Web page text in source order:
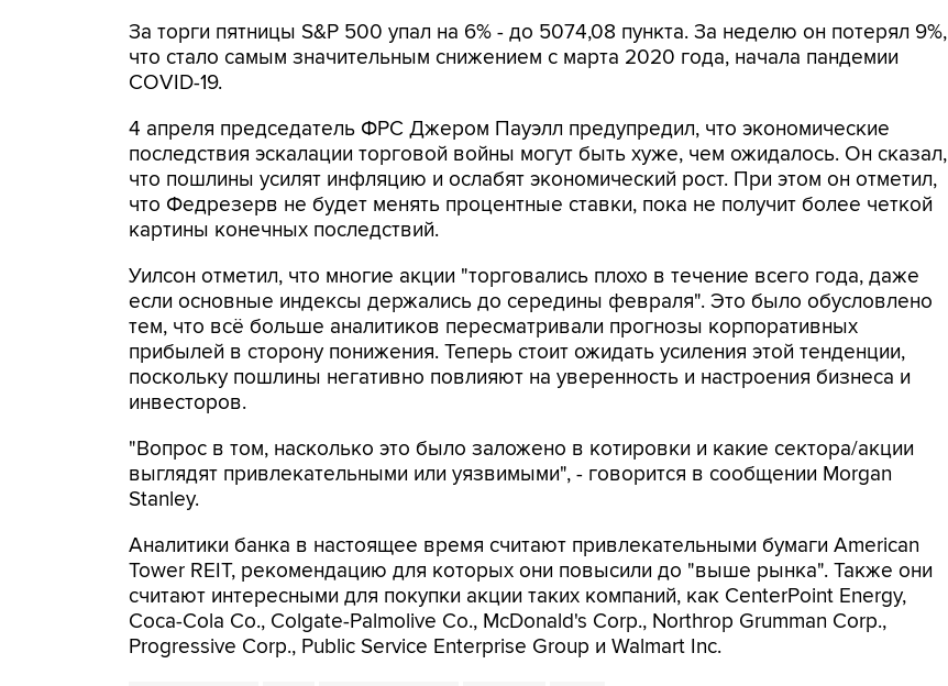
За торги пятницы S&P 500 упал на 6% - до 5074,08 пункта. За неделю он потерял 9%,
что стало самым значительным снижением с марта 2020 года, начала пандемии
COVID-19.
4 апреля председатель ФРС Джером Пауэлл предупредил, что экономические
последствия эскалации торговой войны могут быть хуже, чем ожидалось. Он сказал,
что пошлины усилят инфляцию и ослабят экономический рост. При этом он отметил,
что Федрезерв не будет менять процентные ставки, пока не получит более четкой
картины конечных последствий.
Уилсон отметил, что многие акции "торговались плохо в течение всего года, даже
если основные индексы держались до середины февраля". Это было обусловлено
тем, что всё больше аналитиков пересматривали прогнозы корпоративных
прибылей в сторону понижения. Теперь стоит ожидать усиления этой тенденции,
поскольку пошлины негативно повлияют на уверенность и настроения бизнеса и
инвесторов.
"Вопрос в том, насколько это было заложено в котировки и какие сектора/акции
выглядят привлекательными или уязвимыми", - говорится в сообщении Morgan
Stanley.
Аналитики банка в настоящее время считают привлекательными бумаги American
Tower REIT, рекомендацию для которых они повысили до "выше рынка". Также они
считают интересными для покупки акции таких компаний, как CenterPoint Energy,
Coca-Cola Co., Colgate-Palmolive Co., McDonald's Corp., Northrop Grumman Corp.,
Progressive Corp., Public Service Enterprise Group и Walmart Inc.